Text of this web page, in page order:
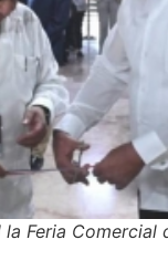
Feria Comercial